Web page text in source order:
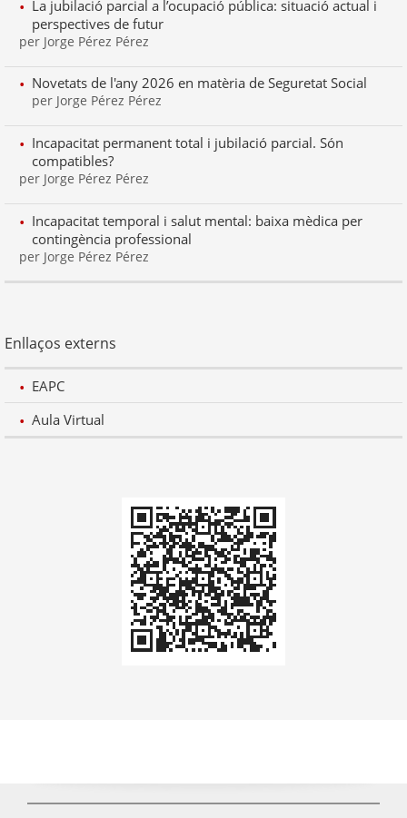
La jubilació parcial a l’ocupació pública: situació actual i
perspectives de futur
per Jorge Pérez Pérez
Novetats de l'any 2026 en matèria de Seguretat Social
per Jorge Pérez Pérez
Incapacitat permanent total i jubilació parcial. Són
compatibles?
per Jorge Pérez Pérez
Incapacitat temporal i salut mental: baixa mèdica per
contingència professional
per Jorge Pérez Pérez
Enllaços externs
EAPC
Aula Virtual